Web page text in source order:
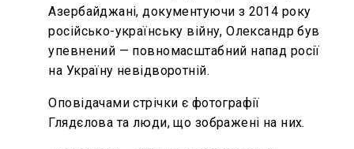
Азербайджані, документуючи з 2014 року
російсько-українську війну, Олександр був
упевнений — повномасштабний напад росії
на Україну невідворотній.
Оповідачами стрічки є фотографії
Глядєлова та люди, що зображені на них.